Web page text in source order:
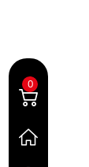
0